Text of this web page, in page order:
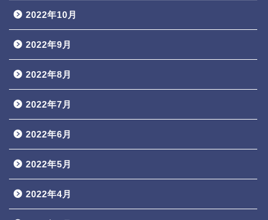
2022年10月
2022年9月
2022年8月
2022年7月
2022年6月
2022年5月
2022年4月